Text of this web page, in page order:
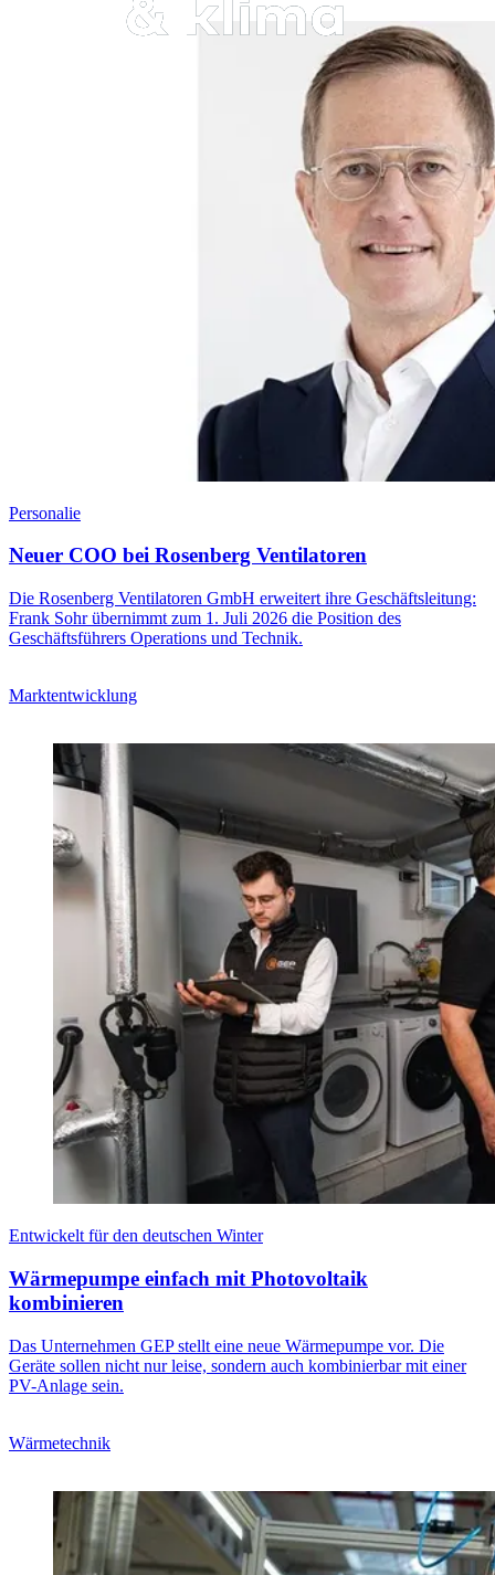
Personalie
Neuer COO bei Rosenberg Ventilatoren
Die Rosenberg Ventilatoren GmbH erweitert ihre Geschäftsleitung:
Frank Sohr übernimmt zum 1. Juli 2026 die Position des
Geschäftsführers Operations und Technik.
Marktentwicklung
Entwickelt für den deutschen Winter
Wärmepumpe einfach mit Photovoltaik
kombinieren
Das Unternehmen GEP stellt eine neue Wärmepumpe vor. Die
Geräte sollen nicht nur leise, sondern auch kombinierbar mit einer
PV-Anlage sein.
Wärmetechnik